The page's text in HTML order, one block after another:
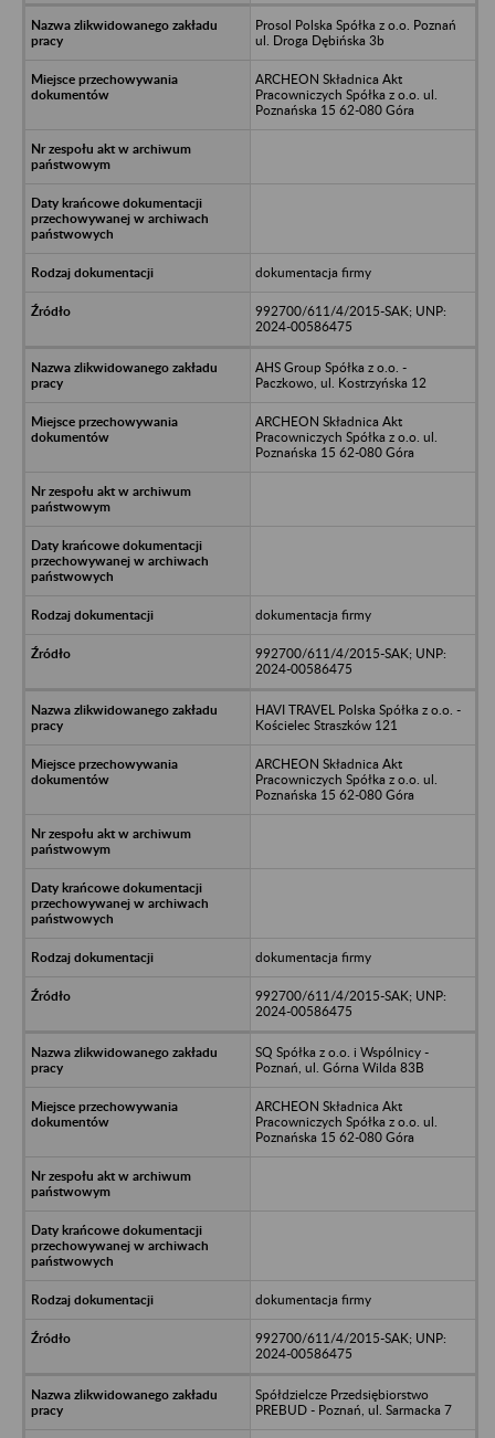
Prosol Polska Spółka z o.o. Poznań
ul. Droga Dębińska 3b
ARCHEON Składnica Akt
Pracowniczych Spółka z o.o. ul.
Poznańska 15 62-080 Góra
dokumentacja firmy
992700/611/4/2015-SAK; UNP:
2024-00586475
AHS Group Spółka z o.o. -
Paczkowo, ul. Kostrzyńska 12
ARCHEON Składnica Akt
Pracowniczych Spółka z o.o. ul.
Poznańska 15 62-080 Góra
dokumentacja firmy
992700/611/4/2015-SAK; UNP:
2024-00586475
HAVI TRAVEL Polska Spółka z o.o. -
Kościelec Straszków 121
ARCHEON Składnica Akt
Pracowniczych Spółka z o.o. ul.
Poznańska 15 62-080 Góra
dokumentacja firmy
992700/611/4/2015-SAK; UNP:
2024-00586475
SQ Spółka z o.o. i Wspólnicy -
Poznań, ul. Górna Wilda 83B
ARCHEON Składnica Akt
Pracowniczych Spółka z o.o. ul.
Poznańska 15 62-080 Góra
dokumentacja firmy
992700/611/4/2015-SAK; UNP:
2024-00586475
Spółdzielcze Przedsiębiorstwo
PREBUD - Poznań, ul. Sarmacka 7